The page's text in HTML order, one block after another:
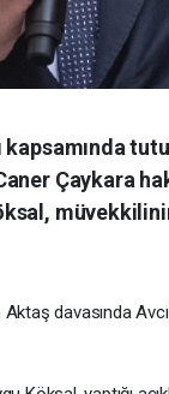
Çaykara
davasında